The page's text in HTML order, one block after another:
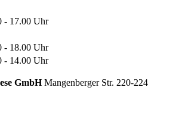
- 17.00 Uhr
- 18.00 Uhr
- 14.00 Uhr
GmbHMangenberger Str. 220-224